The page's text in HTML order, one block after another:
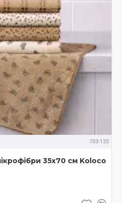
703-133
35х70 см Koloco